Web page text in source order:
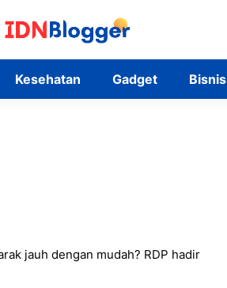
Kesehatan Gadget Bisnis
jauh dengan mudah? RDP hadir